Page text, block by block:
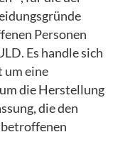
Personen
Es handle sich
um eine
die Herstellung
die den